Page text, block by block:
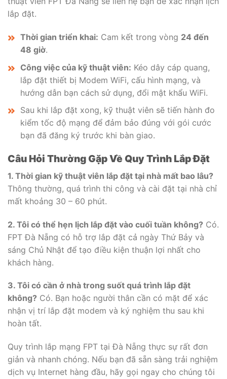
lắp đặt.
Thời gian triển khai: Cam kết trong vòng 24 đến
48 giờ.
Công việc của kỹ thuật viên: Kéo dây cáp quang,
lắp đặt thiết bị Modem WiFi, cấu hình mạng, và
hướng dẫn bạn cách sử dụng, đổi mật khẩu WiFi.
Sau khi lắp đặt xong, kỹ thuật viên sẽ tiến hành đo
kiểm tốc độ mạng để đảm bảo đúng với gói cước
bạn đã đăng ký trước khi bàn giao.
Câu Hỏi Thường Gặp Về Quy Trình Lắp Đặt
1. Thời gian kỹ thuật viên lắp đặt tại nhà mất bao lâu?
Thông thường, quá trình thi công và cài đặt tại nhà chỉ
mất khoảng 30 – 60 phút.
2. Tôi có thể hẹn lịch lắp đặt vào cuối tuần không? Có.
FPT Đà Nẵng có hỗ trợ lắp đặt cả ngày Thứ Bảy và
sáng Chủ Nhật để tạo điều kiện thuận lợi nhất cho
khách hàng.
3. Tôi có cần ở nhà trong suốt quá trình lắp đặt
không? Có. Bạn hoặc người thân cần có mặt để xác
nhận vị trí lắp đặt modem và ký nghiệm thu sau khi
hoàn tất.
Quy trình lắp mạng FPT tại Đà Nẵng thực sự rất đơn
giản và nhanh chóng. Nếu bạn đã sẵn sàng trải nghiệm
dịch vụ Internet hàng đầu, hãy gọi ngay cho chúng tôi